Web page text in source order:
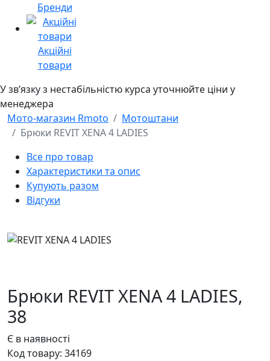
Бренди
Акційні
товари
У звʼязку з нестабільністю курса уточнюйте ціни у
менеджера
Мото-магазин Rmoto
Мотоштани
Брюки REVIT XENA 4 LADIES
Все про товар
Характеристики та опис
Купують разом
Відгуки
Брюки REVIT XENA 4 LADIES,
38
Є в наявності
Код товару: 34169